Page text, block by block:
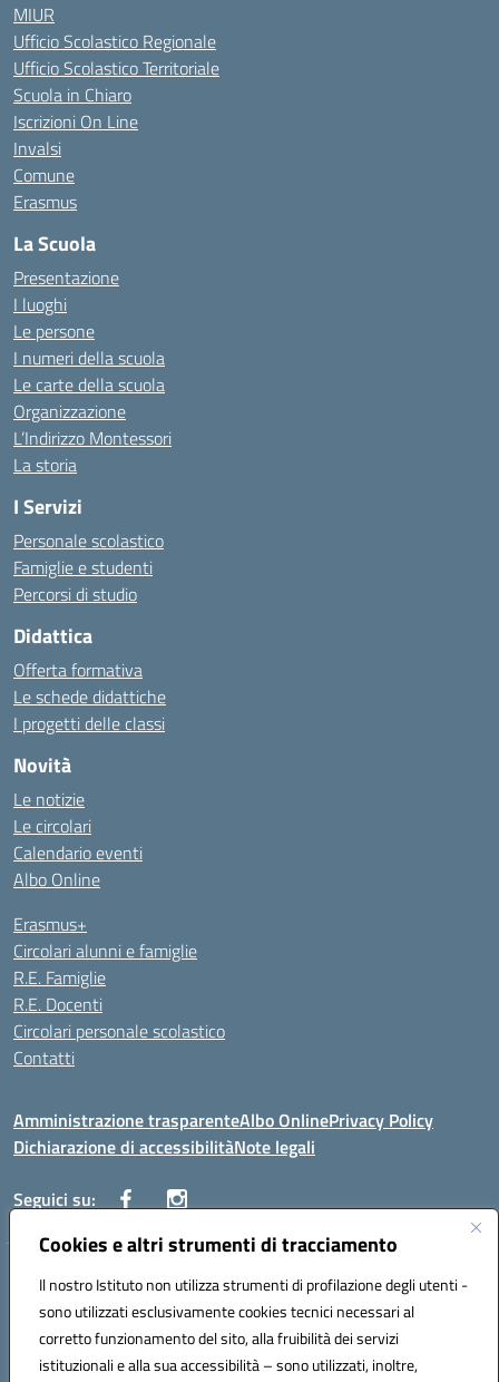
Cookies e altri strumenti di tracciamento
Il nostro Istituto non utilizza strumenti di profilazione degli utenti -
sono utilizzati esclusivamente cookies tecnici necessari al
corretto funzionamento del sito, alla fruibilità dei servizi
istituzionali e alla sua accessibilità – sono utilizzati, inoltre,
MIUR
Ufficio Scolastico Regionale
Ufficio Scolastico Territoriale
Scuola in Chiaro
Iscrizioni On Line
Invalsi
Comune
Erasmus
La Scuola
Presentazione
I luoghi
Le persone
I numeri della scuola
Le carte della scuola
Organizzazione
L’Indirizzo Montessori
La storia
I Servizi
Personale scolastico
Famiglie e studenti
Percorsi di studio
Didattica
Offerta formativa
Le schede didattiche
I progetti delle classi
Novità
Le notizie
Le circolari
Calendario eventi
Albo Online
Erasmus+
Circolari alunni e famiglie
R.E. Famiglie
R.E. Docenti
Circolari personale scolastico
Contatti
Amministrazione trasparenteAlbo OnlinePrivacy Policy
Dichiarazione di accessibilitàNote legali
Seguici su:
VIALE ITALIA , 13 91011 ALCAMO (TP)
Codice univoco ufficio: UF3YCL
Mail: TPIC81100Q@istruzione.it | PEC: TPIC81100Q@pec.istruzione.it
Codice meccanografico: TPIC81100Q | Codice fiscale: 80004560811